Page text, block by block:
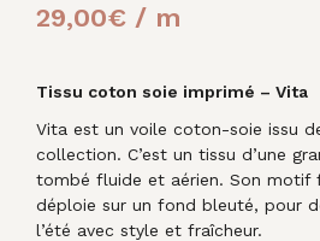
29,00€ / m
Tissu coton soie imprimé – Vita
Vita est un voile coton-soie issu
collection. C’est un tissu d’une
tombé fluide et aérien. Son motif
déploie sur un fond bleuté, pour
l’été avec style et fraîcheur.